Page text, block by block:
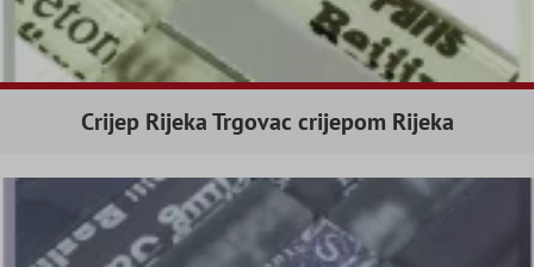
Crijep Rijeka Trgovac crijepom Rijeka